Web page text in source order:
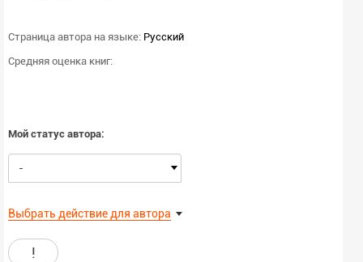
Страница автора на языке: Русский
Средняя оценка книг:
Мой статус автора:
-
Выбрать действие для автора
!